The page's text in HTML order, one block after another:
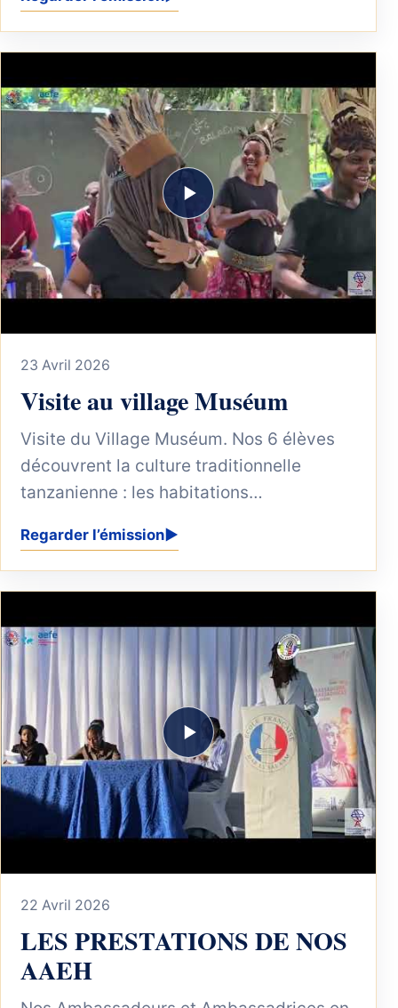
23 Avril 2026
Visite au village Muséum
Visite du Village Muséum. Nos 6 élèves
découvrent la culture traditionnelle
tanzanienne : les habitations
Regarder l’émission▶
22 Avril 2026
LES PRESTATIONS DE NOS
AAEH